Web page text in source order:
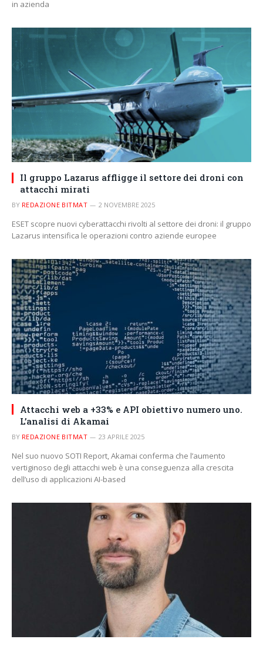
in azienda
Il gruppo Lazarus affligge il settore dei droni con
attacchi mirati
BY REDAZIONE BITMAT 2 NOVEMBRE 2025
ESET scopre nuovi cyberattacchi rivolti al settore dei droni: il gruppo
Lazarus intensifica le operazioni contro aziende europee
Attacchi web a +33% e API obiettivo numero uno.
L’analisi di Akamai
BY REDAZIONE BITMAT 23 APRILE 2025
Nel suo nuovo SOTI Report, Akamai conferma che l’aumento
vertiginoso degli attacchi web è una conseguenza alla crescita
dell’uso di applicazioni AI-based